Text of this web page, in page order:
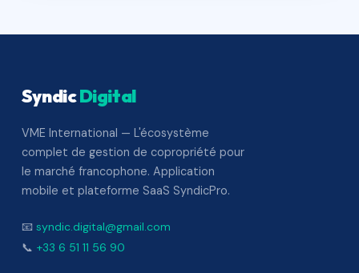
SyndicDigital
VME International — L'écosystème
complet de gestion de copropriété pour
le marché francophone. Application
mobile et plateforme SaaS SyndicPro.
📧 syndic.digital@gmail.com
📞 +33 6 51 11 56 90